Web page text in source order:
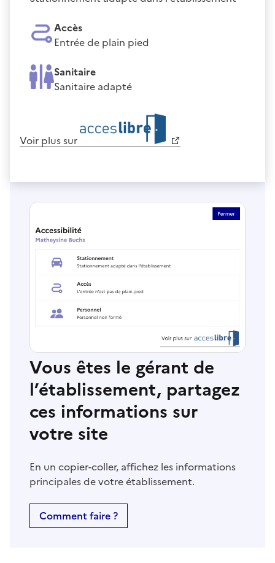
Accès
Entrée de plain pied
Sanitaire
Sanitaire adapté
Voir plus sur
Vous êtes le gérant de
l’établissement, partagez
ces informations sur
votre site
En un copier-coller, affichez les informations
principales de votre établissement.
Comment faire ?